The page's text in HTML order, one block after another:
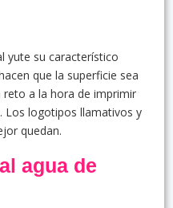
yute su característico
que la superficie sea
reto a la hora de imprimir
Los logotipos llamativos y
quedan.
agua de